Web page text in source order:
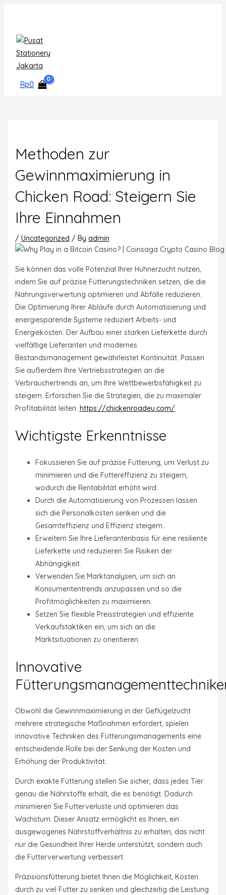
content
Rp0
Methoden zur
Gewinnmaximierung in
Chicken Road: Steigern Sie
Ihre Einnahmen
/ Uncategorized / By admin
Sie können das volle Potenzial Ihrer Hühnerzucht nutzen,
indem Sie auf präzise Fütterungstechniken setzen, die die
Nahrungsverwertung optimieren und Abfälle reduzieren.
Die Optimierung Ihrer Abläufe durch Automatisierung und
energiesparende Systeme reduziert Arbeits- und
Energiekosten. Der Aufbau einer starken Lieferkette durch
vielfältige Lieferanten und modernes
Bestandsmanagement gewährleistet Kontinuität. Passen
Sie außerdem Ihre Vertriebsstrategien an die
Verbrauchertrends an, um Ihre Wettbewerbsfähigkeit zu
steigern. Erforschen Sie die Strategien, die zu maximaler
Profitabilität leiten. https://chickenroadeu.com/
Wichtigste Erkenntnisse
Fokussieren Sie auf präzise Fütterung, um Verlust zu
minimieren und die Futtereffizienz zu steigern,
wodurch die Rentabilität erhöht wird.
Durch die Automatisierung von Prozessen lassen
sich die Personalkosten senken und die
Gesamteffizienz und Effizienz steigern.
Erweitern Sie Ihre Lieferantenbasis für eine resiliente
Lieferkette und reduzieren Sie Risiken der
Abhängigkeit.
Verwenden Sie Marktanalysen, um sich an
Konsumententrends anzupassen und so die
Profitmöglichkeiten zu maximieren.
Setzen Sie flexible Preisstrategien und effiziente
Verkaufstaktiken ein, um sich an die
Marktsituationen zu orientieren.
Innovative
Obwohl die Gewinnmaximierung in der Geflügelzucht
mehrere strategische Maßnahmen erfordert, spielen
innovative Techniken des Fütterungsmanagements eine
entscheidende Rolle bei der Senkung der Kosten und
Erhöhung der Produktivität.
Durch exakte Fütterung stellen Sie sicher, dass jedes Tier
genau die Nährstoffe erhält, die es benötigt. Dadurch
minimieren Sie Futterverluste und optimieren das
Wachstum. Dieser Ansatz ermöglicht es Ihnen, ein
ausgewogenes Nährstoffverhältnis zu erhalten, das nicht
nur die Gesundheit Ihrer Herde unterstützt, sondern auch
die Futterverwertung verbessert.
Präzisionsfütterung bietet Ihnen die Möglichkeit, Kosten
durch zu viel Futter zu senken und gleichzeitig die Leistung